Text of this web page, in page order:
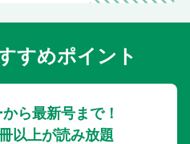
すめポイント
ら最新号まで！
以上が読み放題